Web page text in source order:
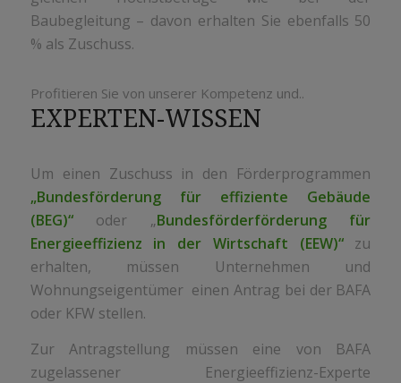
Baubegleitung – davon erhalten Sie ebenfalls 50
% als Zuschuss.
Profitieren Sie von unserer Kompetenz und..
EXPERTEN-WISSEN
Um einen Zuschuss in den Förderprogrammen
„Bundesförderung für effiziente Gebäude
(BEG)“oder „Bundesförderförderung für
Energieeffizienz in der Wirtschaft (EEW)“zu
erhalten, müssen Unternehmen und
Wohnungseigentümer einen Antrag bei der BAFA
oder KFW stellen.
Zur Antragstellung müssen eine von BAFA
zugelassener Energieeffizienz-Experte